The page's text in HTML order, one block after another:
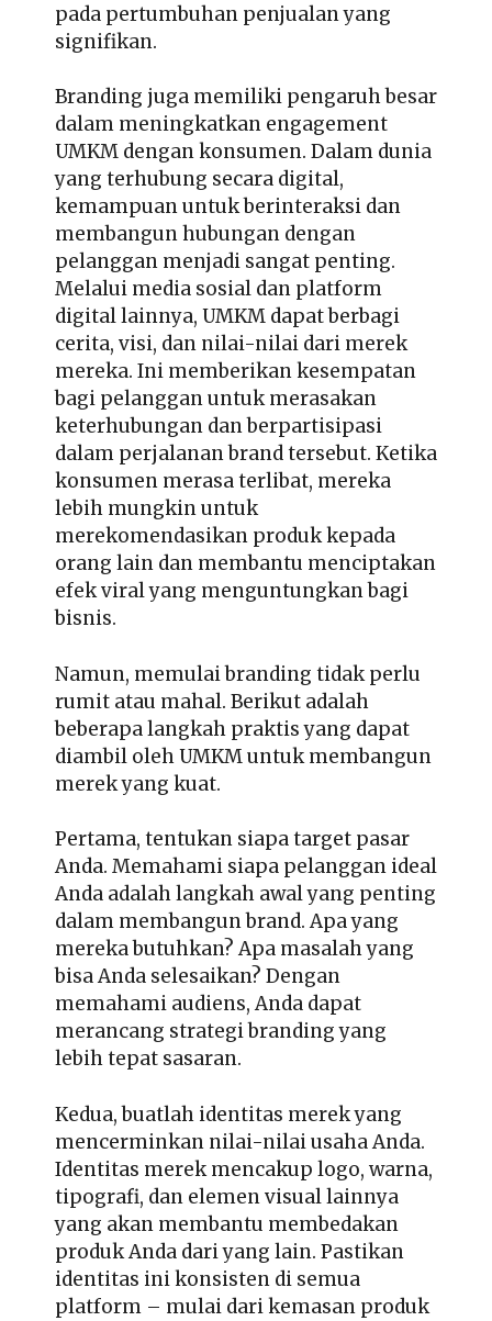
pada pertumbuhan penjualan yang
signifikan.
Branding juga memiliki pengaruh besar
dalam meningkatkan engagement
UMKM dengan konsumen. Dalam dunia
yang terhubung secara digital,
kemampuan untuk berinteraksi dan
membangun hubungan dengan
pelanggan menjadi sangat penting.
Melalui media sosial dan platform
digital lainnya, UMKM dapat berbagi
cerita, visi, dan nilai-nilai dari merek
mereka. Ini memberikan kesempatan
bagi pelanggan untuk merasakan
keterhubungan dan berpartisipasi
dalam perjalanan brand tersebut. Ketika
konsumen merasa terlibat, mereka
lebih mungkin untuk
merekomendasikan produk kepada
orang lain dan membantu menciptakan
efek viral yang menguntungkan bagi
bisnis.
Namun, memulai branding tidak perlu
rumit atau mahal. Berikut adalah
beberapa langkah praktis yang dapat
diambil oleh UMKM untuk membangun
merek yang kuat.
Pertama, tentukan siapa target pasar
Anda. Memahami siapa pelanggan ideal
Anda adalah langkah awal yang penting
dalam membangun brand. Apa yang
mereka butuhkan? Apa masalah yang
bisa Anda selesaikan? Dengan
memahami audiens, Anda dapat
merancang strategi branding yang
lebih tepat sasaran.
Kedua, buatlah identitas merek yang
mencerminkan nilai-nilai usaha Anda.
Identitas merek mencakup logo, warna,
tipografi, dan elemen visual lainnya
yang akan membantu membedakan
produk Anda dari yang lain. Pastikan
identitas ini konsisten di semua
platform – mulai dari kemasan produk